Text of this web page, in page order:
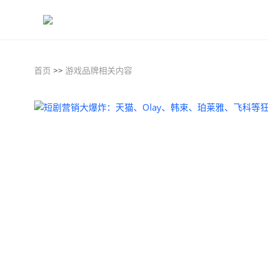
首页 >> 游戏品牌相关内容